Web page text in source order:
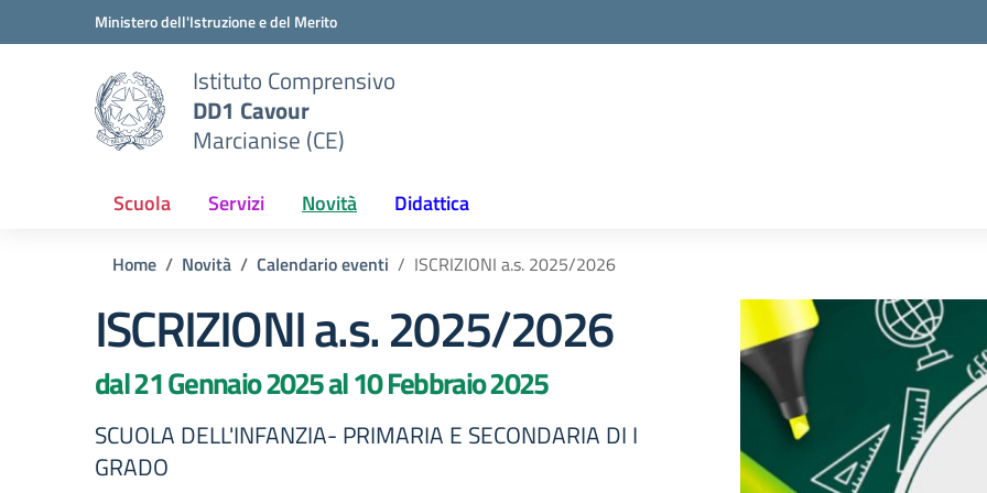
Vai ai contenuti
Vai al menu di navigazioneMinistero dell'Istruzione e del Merito
Istituto Comprensivo
DD1 Cavour
Marcianise (CE)
Scuola Servizi Novità Didattica
Home Novità Calendario eventi ISCRIZIONI a.s. 2025/2026
ISCRIZIONI a.s. 2025/2026
dal 21 Gennaio 2025 al 10 Febbraio 2025
SCUOLA DELL'INFANZIA- PRIMARIA E SECONDARIA DI I
GRADO